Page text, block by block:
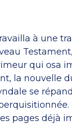
à une
qui osa
la nouvelle
se
pages déjà